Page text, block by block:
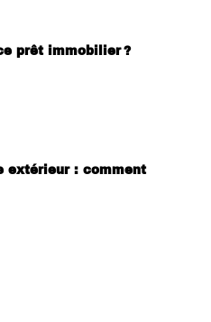
prêt immobilier ?
extérieur : comment